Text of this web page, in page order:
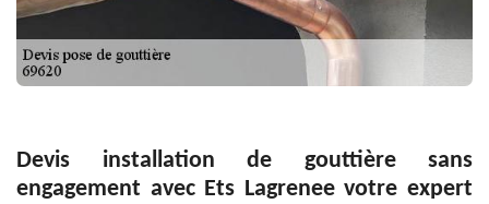
Devis installation de gouttière sans
engagement avec Ets Lagrenee votre expert